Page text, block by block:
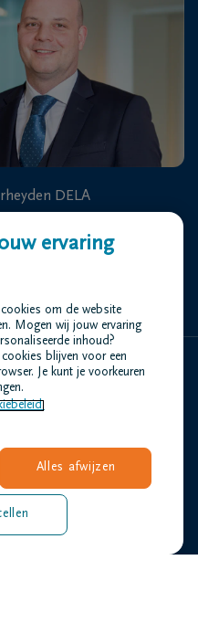
DELA
we
vragen
ervaring
om de website
Mogen wij jouw ervaring
inhoud?
blijven voor een
Je kunt je voorkeuren
Alles afwijzen